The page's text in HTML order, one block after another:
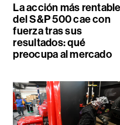
La acción más rentable
del S&P 500 cae con
fuerza tras sus
resultados: qué
preocupa al mercado